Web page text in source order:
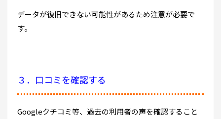
データが復旧できない可能性があるため注意が必要で
す。
３．口コミを確認する
Googleクチコミ等、過去の利用者の声を確認すること